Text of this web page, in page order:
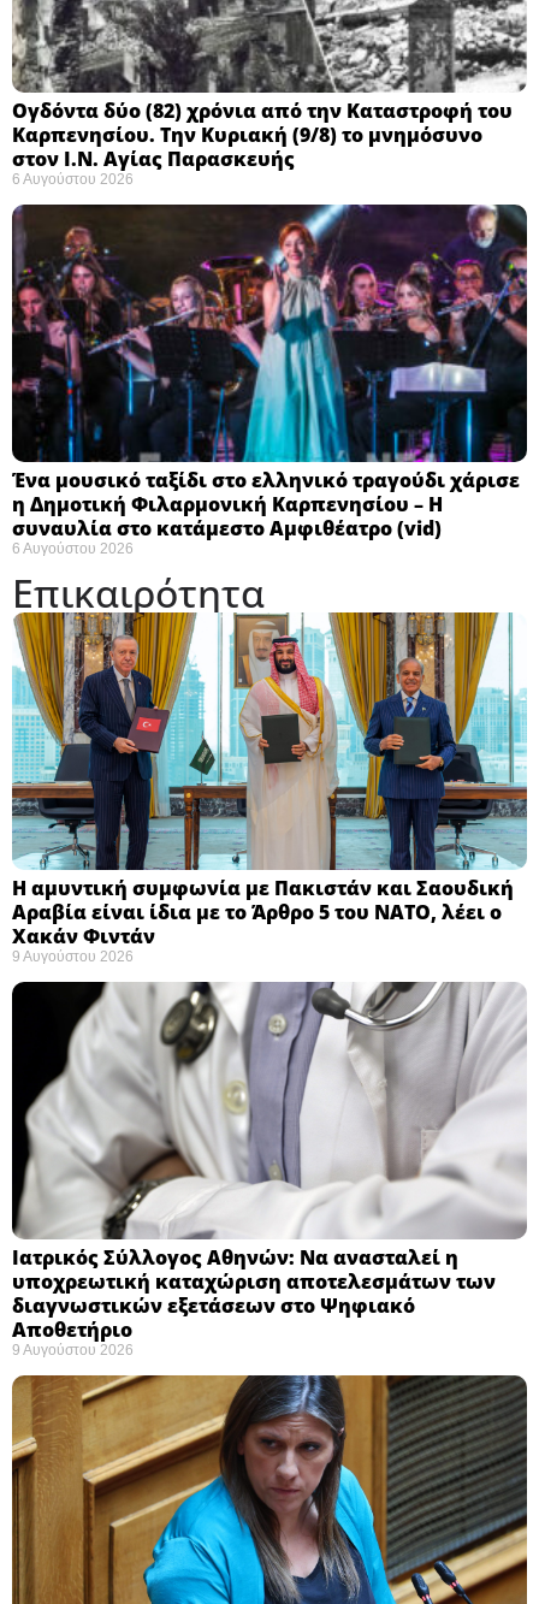
Ογδόντα δύο (82) χρόνια από την Καταστροφή του
Καρπενησίου. Την Κυριακή (9/8) το μνημόσυνο
στον Ι.Ν. Αγίας Παρασκευής
6 Αυγούστου 2026
Ένα μουσικό ταξίδι στο ελληνικό τραγούδι χάρισε
η Δημοτική Φιλαρμονική Καρπενησίου – Η
συναυλία στο κατάμεστο Αμφιθέατρο (vid)
6 Αυγούστου 2026
Επικαιρότητα
Η αμυντική συμφωνία με Πακιστάν και Σαουδική
Αραβία είναι ίδια με το Άρθρο 5 του ΝΑΤΟ, λέει ο
Χακάν Φιντάν ​
9 Αυγούστου 2026
Ιατρικός Σύλλογος Αθηνών: Να ανασταλεί η
υποχρεωτική καταχώριση αποτελεσμάτων των
διαγνωστικών εξετάσεων στο Ψηφιακό
Αποθετήριο ​
9 Αυγούστου 2026